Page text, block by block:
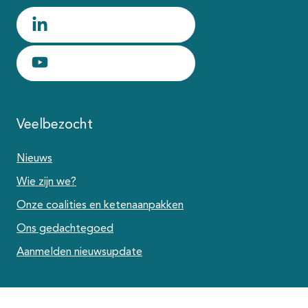
LinkedIn profiel van Friese Preventieaanpak
YouTube-kanaal van Friese Preventieaanpak
Veelbezocht
Nieuws
Wie zijn we?
Onze coalities en ketenaanpakken
Ons gedachtegoed
Aanmelden nieuwsupdate